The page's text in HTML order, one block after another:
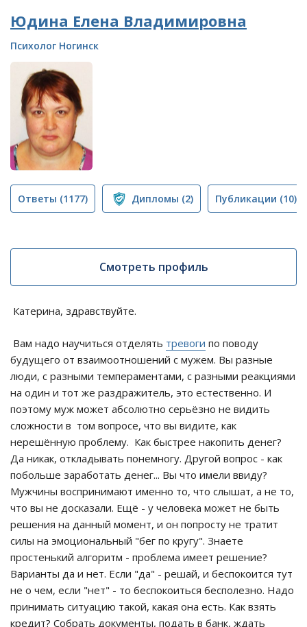
Юдина Елена Владимировна
Психолог Ногинск
Ответы (1177) Дипломы (2) Публикации (10)
Смотреть профиль
Катерина, здравствуйте.
Вам надо научиться отделять тревоги по поводу
будущего от взаимоотношений с мужем. Вы разные
люди, с разными темпераментами, с разными реакциями
на один и тот же раздражитель, это естественно. И
поэтому муж может абсолютно серьёзно не видить
сложности в том вопросе, что вы видите, как
нерешённую проблему. Как быстрее накопить денег?
Да никак, откладывать понемногу. Другой вопрос - как
побольше заработать денег... Вы что имели ввиду?
Мужчины воспринимают именно то, что слышат, а не то,
что вы не досказали. Ещё - у человека может не быть
решения на данный момент, и он попросту не тратит
силы на эмоциональный "бег по кругу". Знаете
простенький алгоритм - проблема имеет решение?
Варианты да и нет. Если "да" - решай, и беспокоится тут
не о чем, если "нет" - то беспокоиться бесполезно. Надо
принимать ситуацию такой, какая она есть. Как взять
кредит? Собрать документы, подать в банк, ждать